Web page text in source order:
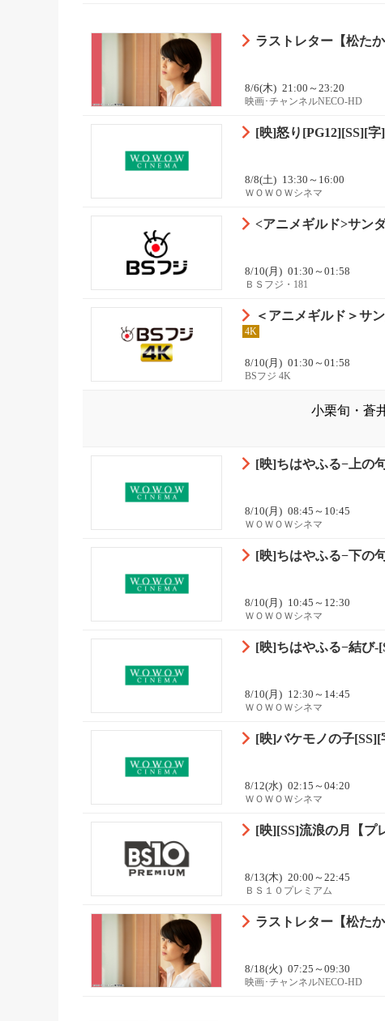
ラストレター【松た
8/6(木) 21:00～23:20
映画･チャンネルNECO-HD
[映]怒り[PG12][SS][字]
8/8(土) 13:30～16:00
ＷＯＷＯＷシネマ
<アニメギルド>サン
8/10(月) 01:30～01:58
ＢＳフジ・181
＜アニメギルド＞サ
4K
8/10(月) 01:30～01:58
BSフジ 4K
小栗旬・蒼
[映]ちはやふる−上の
8/10(月) 08:45～10:45
ＷＯＷＯＷシネマ
[映]ちはやふる−下の
8/10(月) 10:45～12:30
ＷＯＷＯＷシネマ
[映]ちはやふる−結び-
8/10(月) 12:30～14:45
ＷＯＷＯＷシネマ
[映]バケモノの子[SS][
8/12(水) 02:15～04:20
ＷＯＷＯＷシネマ
[映][SS]流浪の月【プ
8/13(木) 20:00～22:45
ＢＳ１０プレミアム
ラストレター【松た
8/18(火) 07:25～09:30
映画･チャンネルNECO-HD